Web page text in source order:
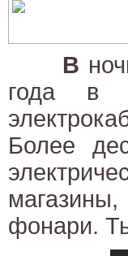
В
года в
Более
фонари.